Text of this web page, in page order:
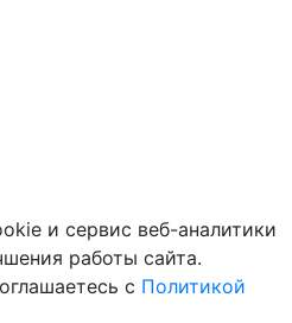
и сервис веб-аналитики
работы сайта.
с Политикой